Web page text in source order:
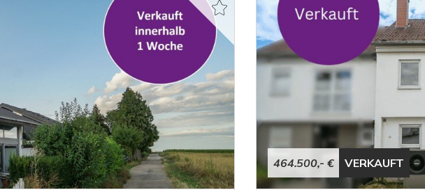
464.500,- € VERKAUFT